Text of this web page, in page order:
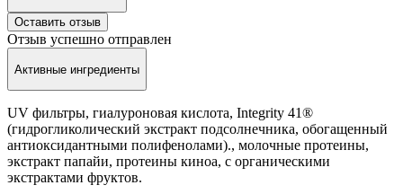
Оставить отзыв
Отзыв успешно отправлен
Активные ингредиенты
UV фильтры, гиалуроновая кислота, Integrity 41®
(гидрогликолический экстракт подсолнечника, обогащенный
антиоксидантными полифенолами)., молочные протеины,
экстракт папайи, протеины киноа, с органическими
экстрактами фруктов.